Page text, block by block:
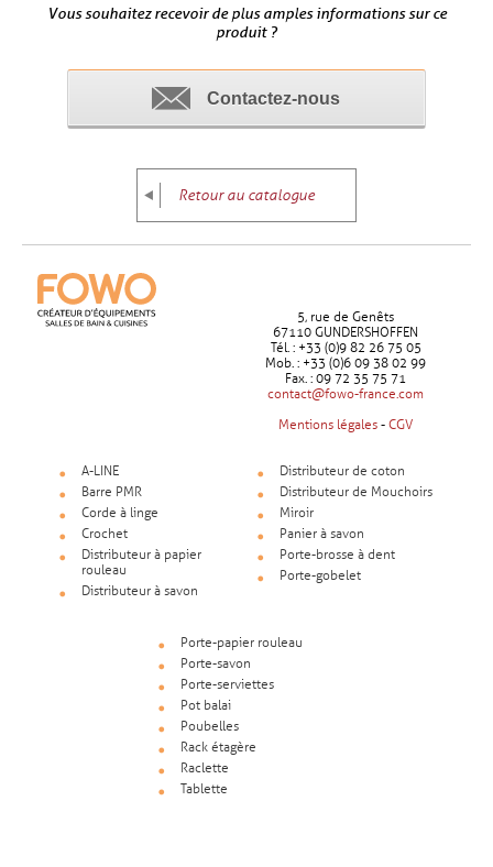
Vous souhaitez recevoir de plus amples informations sur ce
produit ?
Contactez-nous
Retour au catalogue
5, rue de Genêts
67110 GUNDERSHOFFEN
Tél. : +33 (0)9 82 26 75 05
Mob. : +33 (0)6 09 38 02 99
Fax. : 09 72 35 75 71
contact@fowo-france.com
Mentions légales - CGV
A-LINE
Barre PMR
Corde à linge
Crochet
Distributeur à papier
rouleau
Distributeur à savon
Distributeur de coton
Distributeur de Mouchoirs
Miroir
Panier à savon
Porte-brosse à dent
Porte-gobelet
Porte-papier rouleau
Porte-savon
Porte-serviettes
Pot balai
Poubelles
Rack étagère
Raclette
Tablette